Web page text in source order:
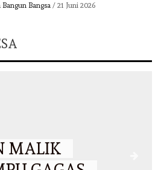
Bangun Bangsa/ 21 Juni 2026
MALIK